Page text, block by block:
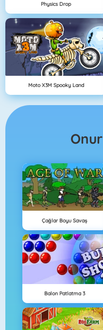
Physics Drop
Moto X3M Spooky Land
Onur
Çağlar Boyu Savaş
Balon Patlatma 3